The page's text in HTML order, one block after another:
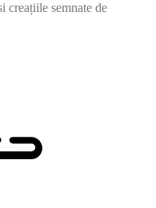
creațiile semnate de